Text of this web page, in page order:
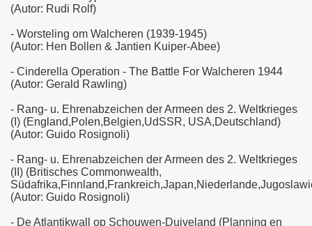
(Autor: Rudi Rolf)
- Worsteling om Walcheren (1939-1945)
(Autor: Hen Bollen & Jantien Kuiper-Abee)
- Cinderella Operation - The Battle For Walcheren 1944
(Autor: Gerald Rawling)
- Rang- u. Ehrenabzeichen der Armeen des 2. Weltkrieges
(I) (England,Polen,Belgien,UdSSR, USA,Deutschland)
(Autor: Guido Rosignoli)
- Rang- u. Ehrenabzeichen der Armeen des 2. Weltkrieges
(II) (Britisches Commonwealth,
(Autor: Guido Rosignoli)
- De Atlantikwall op Schouwen-Duiveland (Planning en